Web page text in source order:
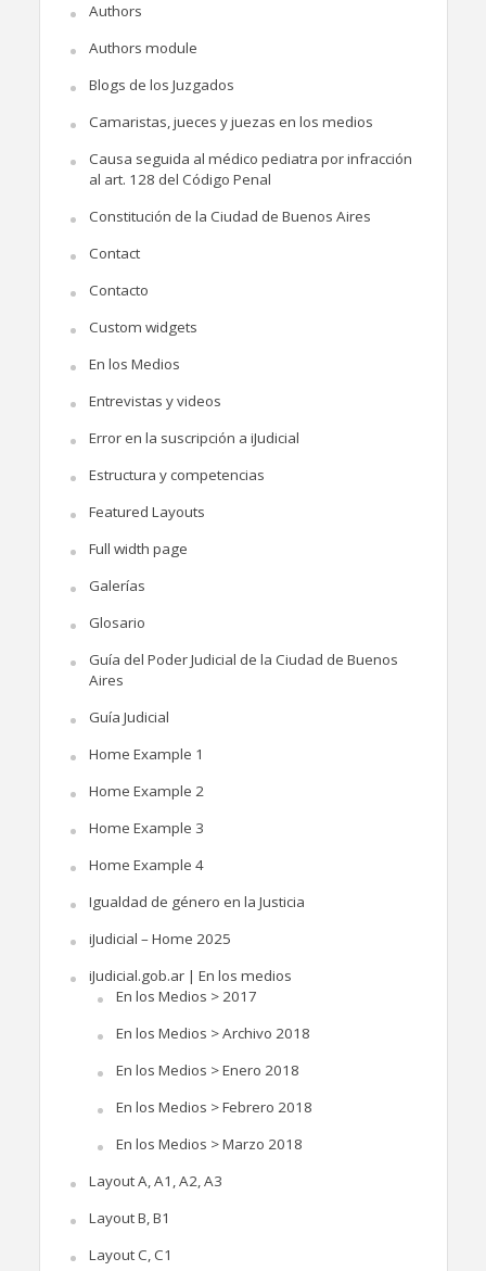
Authors
Authors module
Blogs de los Juzgados
Camaristas, jueces y juezas en los medios
Causa seguida al médico pediatra por infracción
al art. 128 del Código Penal
Constitución de la Ciudad de Buenos Aires
Contact
Contacto
Custom widgets
En los Medios
Entrevistas y videos
Error en la suscripción a iJudicial
Estructura y competencias
Featured Layouts
Full width page
Galerías
Glosario
Guía del Poder Judicial de la Ciudad de Buenos
Aires
Guía Judicial
Home Example 1
Home Example 2
Home Example 3
Home Example 4
Igualdad de género en la Justicia
iJudicial – Home 2025
iJudicial.gob.ar | En los medios
En los Medios > 2017
En los Medios > Archivo 2018
En los Medios > Enero 2018
En los Medios > Febrero 2018
En los Medios > Marzo 2018
Layout A, A1, A2, A3
Layout B, B1
Layout C, C1